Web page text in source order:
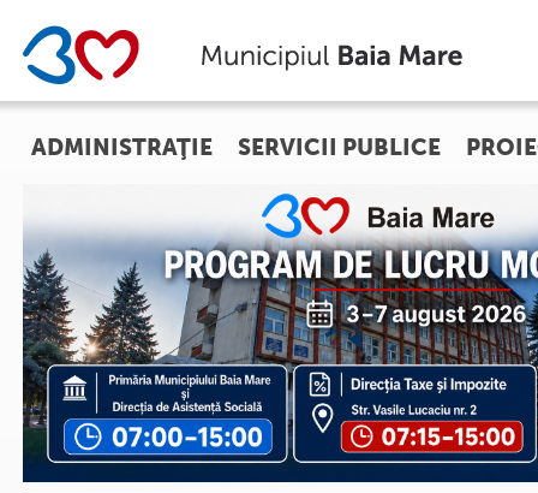
ADMINISTRAŢIE SERVICII PUBLICE